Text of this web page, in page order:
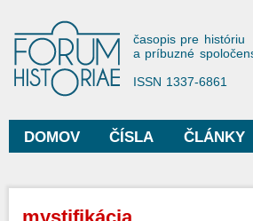
Forum
časopis pre históriu
a príbuzné
ISSN 1337-6861
Hlavné menu
DOMOV ČÍSLA ČLÁNKY
Nachádzate sa tu